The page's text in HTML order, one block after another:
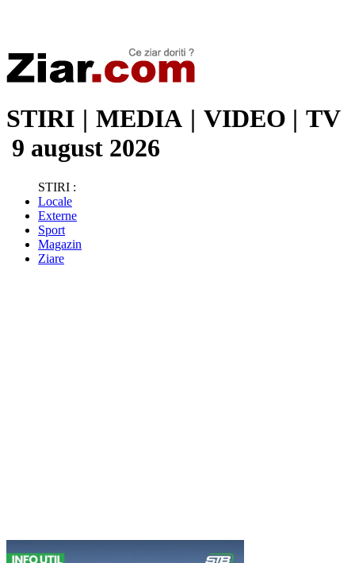
STIRI | MEDIA | VIDEO | TV
9 august 2026
STIRI :
Locale
Externe
Sport
Magazin
Ziare